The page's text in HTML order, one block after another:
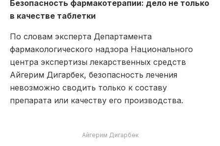
Безопасность фармакотерапии: дело не только
в качестве таблетки
По словам эксперта Департамента
фармакологического надзора Национального
центра экспертизы лекарственных средств
Айгерим Дигарбек, безопасность лечения
невозможно сводить только к составу
препарата или качеству его производства.
Айгерим Дигарбек